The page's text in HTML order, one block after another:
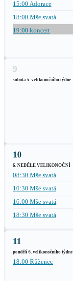
15:00 Adorace
18:00 Mše svatá
19:00 koncert
9
sobota 5. velikonočního týdne
10
6. NEDĚLE VELIKONOČNÍ
08:30 Mše svatá
10:30 Mše svatá
16:00 Mše svatá
18:30 Mše svatá
11
pondělí 6. velikonočního týdne
18:00 Růženec